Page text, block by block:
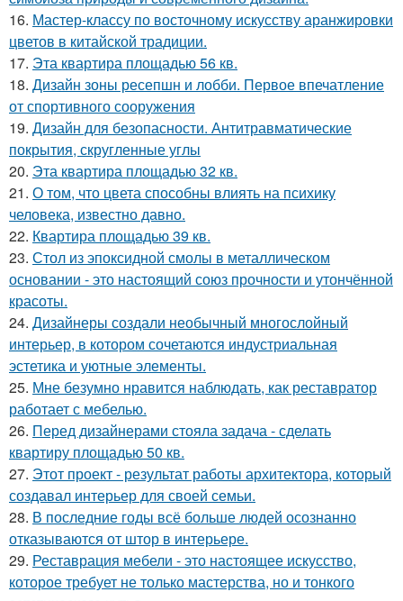
16. Мастер-классу по восточному искусству аранжировки
цветов в китайской традиции.
17. Эта квартира площадью 56 кв.
18. Дизайн зоны ресепшн и лобби. Первое впечатление
от спортивного сооружения
19. Дизайн для безопасности. Антитравматические
покрытия, скругленные углы
20. Эта квартира площадью 32 кв.
21. О том, что цвета способны влиять на психику
человека, известно давно.
22. Квартира площадью 39 кв.
23. Стол из эпоксидной смолы в металлическом
основании - это настоящий союз прочности и утончённой
красоты.
24. Дизайнеры создали необычный многослойный
интерьер, в котором сочетаются индустриальная
эстетика и уютные элементы.
25. Мне безумно нравится наблюдать, как реставратор
работает с мебелью.
26. Перед дизайнерами стояла задача - сделать
квартиру площадью 50 кв.
27. Этот проект - результат работы архитектора, который
создавал интерьер для своей семьи.
28. В последние годы всё больше людей осознанно
отказываются от штор в интерьере.
29. Реставрация мебели - это настоящее искусство,
которое требует не только мастерства, но и тонкого